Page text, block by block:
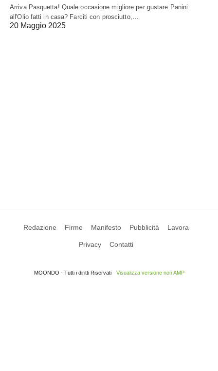
Arriva Pasquetta! Quale occasione migliore per gustare Panini
all'Olio fatti in casa? Farciti con prosciutto,…
20 Maggio 2025
Redazione Firme Manifesto Pubblicità Lavora
Privacy Contatti
MOONDO - Tutti i diritti Riservati Visualizza versione non AMP